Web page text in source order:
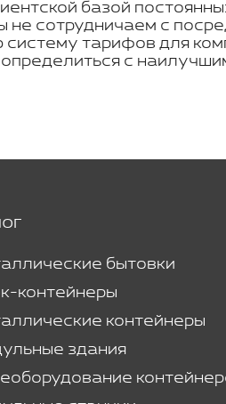
базой
сотрудничаем с
тарифов для
с
бытовки
контейнеры
контейнеры
здания